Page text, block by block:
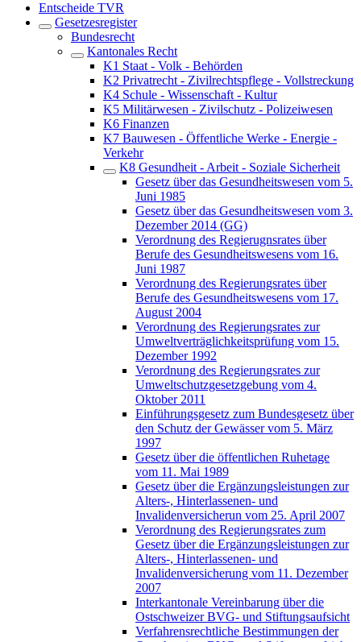
Entscheide TVR
Gesetzesregister
Bundesrecht
Kantonales Recht
K1 Staat - Volk - Behörden
K2 Privatrecht - Zivilrechtspflege - Vollstreckung
K4 Schule - Wissenschaft - Kultur
K5 Militärwesen - Zivilschutz - Polizeiwesen
K6 Finanzen
K7 Bauwesen - Öffentliche Werke - Energie -
Verkehr
K8 Gesundheit - Arbeit - Soziale Sicherheit
Gesetz über das Gesundheitswesen vom 5.
Juni 1985
Gesetz über das Gesundheitswesen vom 3.
Dezember 2014 (GG)
Verordnung des Regierugnsrates über
Berufe des Gesundheitswesens vom 16.
Juni 1987
Verordnung des Regierungsrates über
Berufe des Gesundheitswesens vom 17.
August 2004
Verordnung des Regierungsrates zur
Umweltverträglichkeitsprüfung vom 15.
Dezember 1992
Verordnung des Regierungsrates zur
Umweltschutzgesetzgebung vom 4.
Oktober 2011
Einführungsgesetz zum Bundesgesetz über
den Schutz der Gewässer vom 5. März
1997
Gesetz über die öffentlichen Ruhetage
vom 11. Mai 1989
Gesetz über die Ergänzungsleistungen zur
Alters-, Hinterlassenen- und
Invalidenversicherun vom 25. April 2007
Verordnung des Regierungsrates zum
Gesetz über die Ergänzungsleistungen zur
Alters-, Hinterlassenen- und
Invalidenversicherung vom 11. Dezember
2007
Interkantonale Vereinbarung über die
Ostschweizer BVG- und Stiftungsaufsicht
Verfahrensrechtliche Bestimmungen der